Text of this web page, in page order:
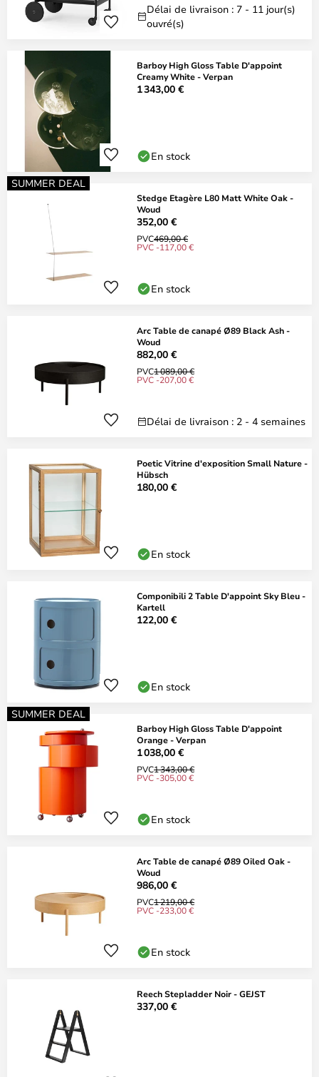
Délai de livraison : 7 - 11 jour(s)
ouvré(s)
Barboy High Gloss Table D'appoint
Creamy White - Verpan
1 343,00 €
En stock
SUMMER DEAL
Stedge Etagère L80 Matt White Oak -
Woud
352,00 €
PVC469,00 €
PVC -117,00 €
En stock
Arc Table de canapé Ø89 Black Ash -
Woud
882,00 €
PVC1 089,00 €
PVC -207,00 €
Délai de livraison : 2 - 4 semaines
Poetic Vitrine d'exposition Small Nature -
Hübsch
180,00 €
En stock
Componibili 2 Table D'appoint Sky Bleu -
Kartell
122,00 €
En stock
SUMMER DEAL
Barboy High Gloss Table D'appoint
Orange - Verpan
1 038,00 €
PVC1 343,00 €
PVC -305,00 €
En stock
Arc Table de canapé Ø89 Oiled Oak -
Woud
986,00 €
PVC1 219,00 €
PVC -233,00 €
En stock
Reech Stepladder Noir - GEJST
337,00 €